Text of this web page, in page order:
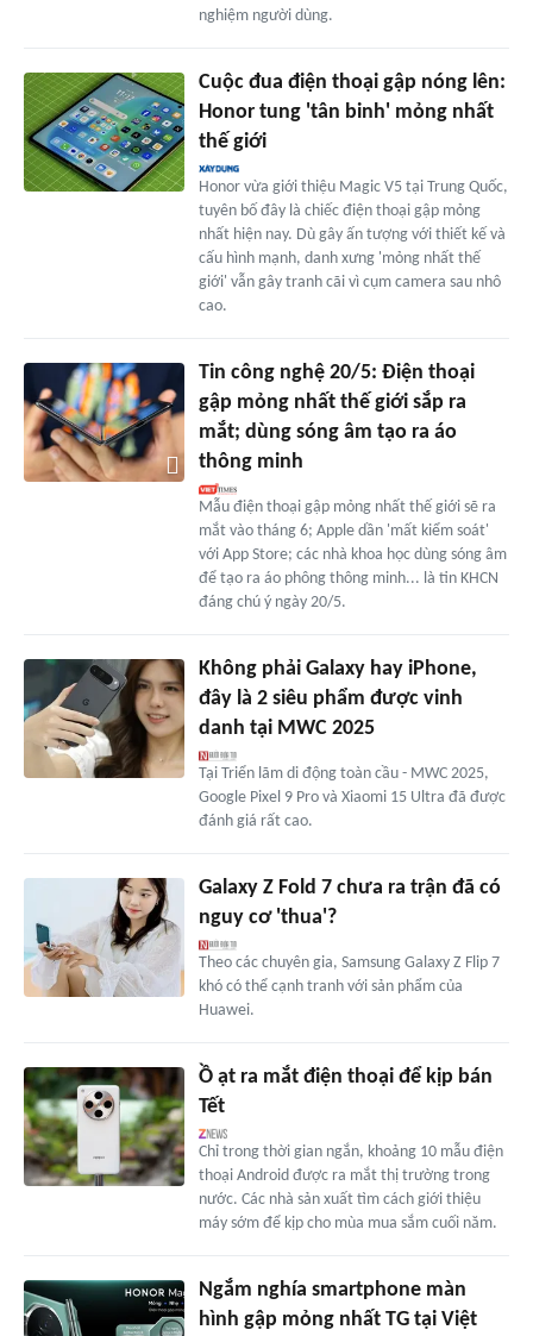
nghiệm người dùng.
Cuộc đua điện thoại gập nóng lên:
Honor tung 'tân binh' mỏng nhất
thế giới
Honor vừa giới thiệu Magic V5 tại Trung Quốc,
tuyên bố đây là chiếc điện thoại gập mỏng
nhất hiện nay. Dù gây ấn tượng với thiết kế và
cấu hình mạnh, danh xưng 'mỏng nhất thế
giới' vẫn gây tranh cãi vì cụm camera sau nhô
cao.
Tin công nghệ 20/5: Điện thoại
gập mỏng nhất thế giới sắp ra
mắt; dùng sóng âm tạo ra áo
thông minh
Mẫu điện thoại gập mỏng nhất thế giới sẽ ra
mắt vào tháng 6; Apple dần 'mất kiểm soát'
với App Store; các nhà khoa học dùng sóng âm
để tạo ra áo phông thông minh... là tin KHCN
đáng chú ý ngày 20/5.
Không phải Galaxy hay iPhone,
đây là 2 siêu phẩm được vinh
danh tại MWC 2025
Tại Triển lãm di động toàn cầu - MWC 2025,
Google Pixel 9 Pro và Xiaomi 15 Ultra đã được
đánh giá rất cao.
Galaxy Z Fold 7 chưa ra trận đã có
nguy cơ 'thua'?
Theo các chuyên gia, Samsung Galaxy Z Flip 7
khó có thể cạnh tranh với sản phẩm của
Huawei.
Ồ ạt ra mắt điện thoại để kịp bán
Tết
Chỉ trong thời gian ngắn, khoảng 10 mẫu điện
thoại Android được ra mắt thị trường trong
nước. Các nhà sản xuất tìm cách giới thiệu
máy sớm để kịp cho mùa mua sắm cuối năm.
Ngắm nghía smartphone màn
hình gập mỏng nhất TG tại Việt